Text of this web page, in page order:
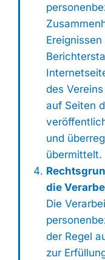
des
auf Seiten
und
übermittelt.
die
Die
der Regel
zur